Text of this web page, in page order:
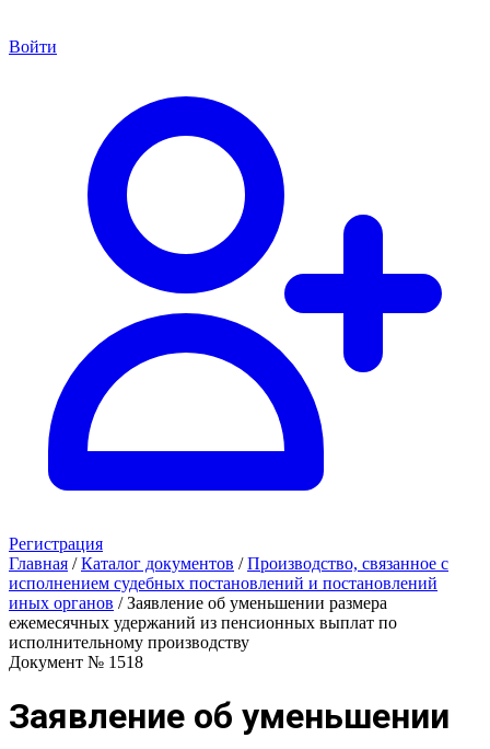
Войти
Регистрация
Главная / Каталог документов / Производство, связанное с
исполнением судебных постановлений и постановлений
иных органов / Заявление об уменьшении размера
ежемесячных удержаний из пенсионных выплат по
исполнительному производству
Документ № 1518
Заявление об уменьшении